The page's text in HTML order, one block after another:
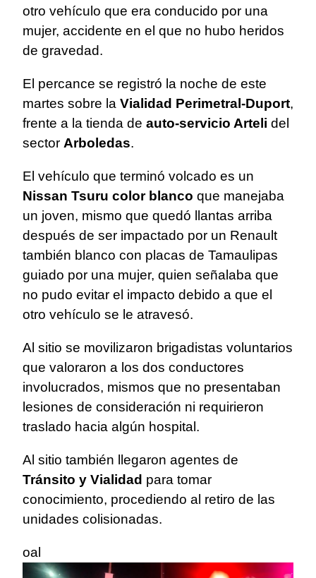
otro vehículo que era conducido por una
mujer, accidente en el que no hubo heridos
de gravedad.
El percance se registró la noche de este
martes sobre la Vialidad Perimetral-Duport,
frente a la tienda de auto-servicio Arteli del
sector Arboledas.
El vehículo que terminó volcado es un
Nissan Tsuru color blanco que manejaba
un joven, mismo que quedó llantas arriba
después de ser impactado por un Renault
también blanco con placas de Tamaulipas
guiado por una mujer, quien señalaba que
no pudo evitar el impacto debido a que el
otro vehículo se le atravesó.
Al sitio se movilizaron brigadistas voluntarios
que valoraron a los dos conductores
involucrados, mismos que no presentaban
lesiones de consideración ni requirieron
traslado hacia algún hospital.
Al sitio también llegaron agentes de
Tránsito y Vialidad para tomar
conocimiento, procediendo al retiro de las
unidades colisionadas.
oal